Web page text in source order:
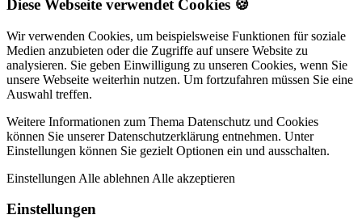
Diese Webseite verwendet Cookies 🍪
Wir verwenden Cookies, um beispielsweise Funktionen für soziale
Medien anzubieten oder die Zugriffe auf unsere Website zu
analysieren. Sie geben Einwilligung zu unseren Cookies, wenn Sie
unsere Webseite weiterhin nutzen. Um fortzufahren müssen Sie eine
Auswahl treffen.
Weitere Informationen zum Thema Datenschutz und Cookies
können Sie unserer Datenschutzerklärung entnehmen. Unter
Einstellungen können Sie gezielt Optionen ein und ausschalten.
Einstellungen Alle ablehnen Alle akzeptieren
Einstellungen